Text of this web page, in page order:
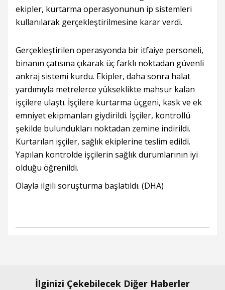
ekipler, kurtarma operasyonunun ip sistemleri
kullanılarak gerçekleştirilmesine karar verdi.
Gerçekleştirilen operasyonda bir itfaiye personeli,
binanın çatısına çıkarak üç farklı noktadan güvenli
ankraj sistemi kurdu. Ekipler, daha sonra halat
yardımıyla metrelerce yükseklikte mahsur kalan
işçilere ulaştı. İşçilere kurtarma üçgeni, kask ve ek
emniyet ekipmanları giydirildi. İşçiler, kontrollü
şekilde bulundukları noktadan zemine indirildi.
Kurtarılan işçiler, sağlık ekiplerine teslim edildi.
Yapılan kontrolde işçilerin sağlık durumlarının iyi
olduğu öğrenildi.
Olayla ilgili soruşturma başlatıldı. (DHA)
İlginizi Çekebilecek Diğer Haberler